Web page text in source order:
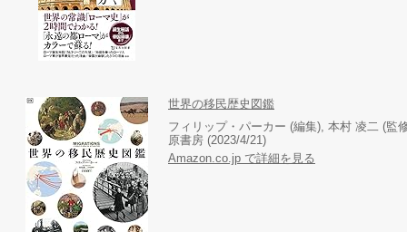
世界の移民歴史図鑑
フィリップ・パーカー (編集), 本村 凌二 (監
原書房 (2023/4/21)
Amazon.co.jp で詳細を見る